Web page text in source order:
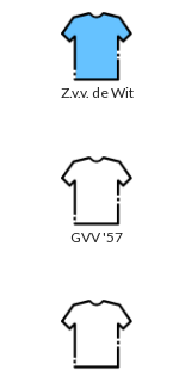
Z.v.v. de Wit
GVV '57